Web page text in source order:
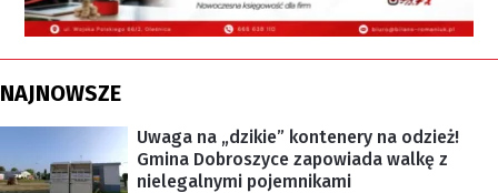
NAJNOWSZE
Uwaga na „dzikie” kontenery na odzież!
Gmina Dobroszyce zapowiada walkę z
nielegalnymi pojemnikami